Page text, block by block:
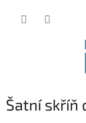
Šatní skříň